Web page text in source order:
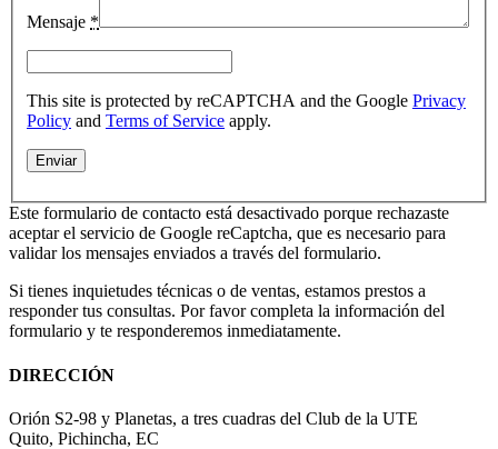
Mensaje *
This site is protected by reCAPTCHA and the Google Privacy
Policy and Terms of Service apply.
Este formulario de contacto está desactivado porque rechazaste
aceptar el servicio de Google reCaptcha, que es necesario para
validar los mensajes enviados a través del formulario.
Si tienes inquietudes técnicas o de ventas, estamos prestos a
responder tus consultas. Por favor completa la información del
formulario y te responderemos inmediatamente.
DIRECCIÓN
Orión S2-98 y Planetas, a tres cuadras del Club de la UTE
Quito, Pichincha, EC